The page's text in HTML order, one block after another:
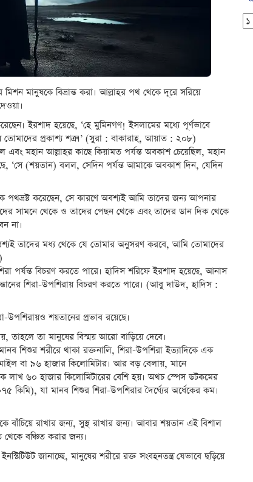
মানুষকে বিভ্রান্ত করা। আল্লাহর পথ থেকে দূরে সরিয়ে
ইরশাদ হয়েছে, ‘হে মুমিনগণ! ইসলামের মধ্যে পূর্ণভাবে
প্রকাশ্য শত্রু।’ (সুরা : বাকারাহ, আয়াত : ২০৮)
এবং মহান আল্লাহর কাছে কিয়ামত পর্যন্ত অবকাশ চেয়েছিল, মহান
‘সে (শয়তান) বলল, সেদিন পর্যন্ত আমাকে অবকাশ দিন, যেদিন
করেছেন, সে কারণে অবশ্যই আমি তাদের জন্য আপনার
সামনে থেকে ও তাদের পেছন থেকে এবং তাদের ডান দিক থেকে
না।
তাদের মধ্য থেকে যে তোমার অনুসরণ করবে, আমি তোমাদের
পর্যন্ত বিচরণ করতে পারে। হাদিস শরিফে ইরশাদ হয়েছে, আনাস
শিরা-উপশিরায় বিচরণ করতে পারে। (আবু দাউদ, হাদিস :
উপশিরায়ও শয়তানের প্রভাব রয়েছে।
তাহলে তা মানুষের বিস্ময় আরো বাড়িয়ে দেবে।
শিশুর শরীরে থাকা রক্তনালি, শিরা-উপশিরা ইত্যাদিকে এক
বা ৯৬ হাজার কিলোমিটার। আর বড় বেলায়, মানে
লাখ ৬০ হাজার কিলোমিটারের বেশি হয়। অথচ স্পেস ডটকমের
যা মানব শিশুর শিরা-উপশিরার দৈর্ঘ্যের অর্ধেকের কম।
রাখার জন্য, সুস্থ রাখার জন্য। আবার শয়তান এই বিশাল
বঞ্চিত করার জন্য।
জানাচ্ছে, মানুষের শরীরে রক্ত সংবহনতন্ত্র যেভাবে ছড়িয়ে